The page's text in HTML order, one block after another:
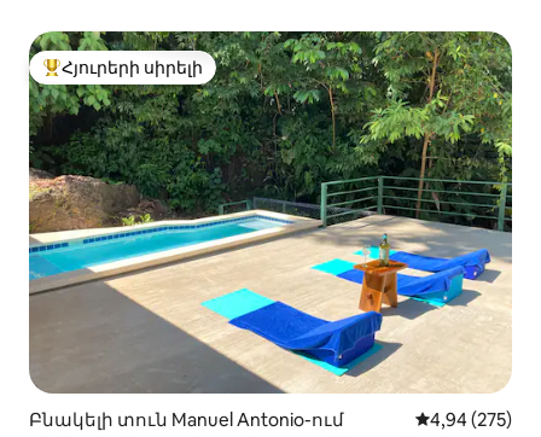
Հյուրերի սիրելի լավագույն տները
Հյուրերի սիրելի
Բնակելի տուն Manuel Antonio-ում Միջին
4,94 (275)